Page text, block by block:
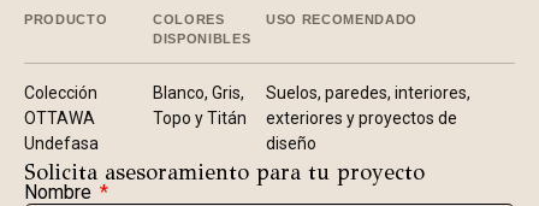
PRODUCTO
COLORES
DISPONIBLES
USO RECOMENDADO
Colección
OTTAWA
Undefasa
Blanco, Gris,
Topo y Titán
Suelos, paredes, interiores,
exteriores y proyectos de
diseño
Solicita asesoramiento para tu proyecto
Nombre